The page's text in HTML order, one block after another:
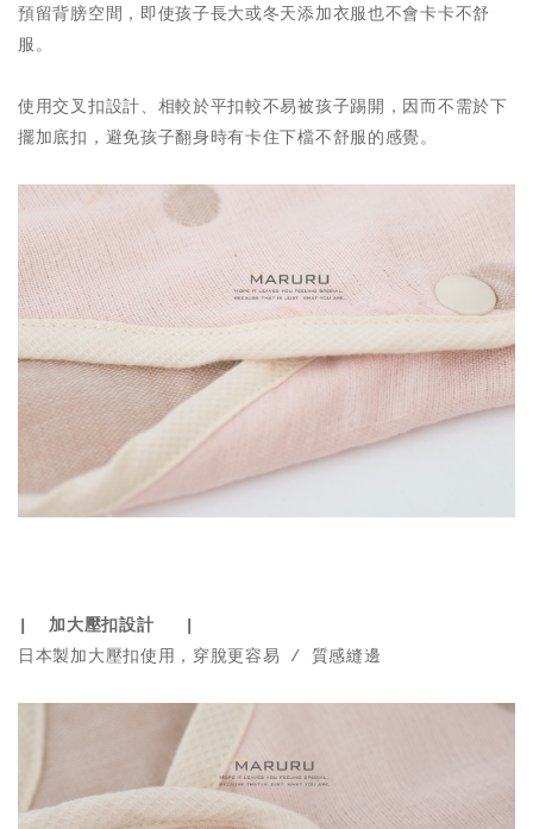
預留背膀空間，即使孩子長大或冬天添加衣服也不會卡卡不舒
服。
使用交叉扣設計、相較於平扣較不易被孩子踢開，因而不需於下
擺加底扣，避免孩子翻身時有卡住下檔不舒服的感覺。
| 加大壓扣設計 |
日本製加大壓扣使用，穿脫更容易 / 質感縫邊